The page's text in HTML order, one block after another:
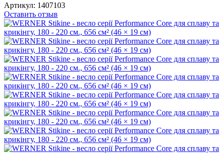
Артикул: 1407103
Оставить отзыв